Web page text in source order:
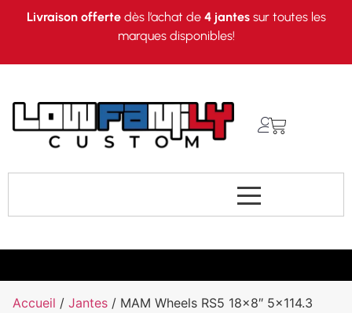
Livraison offertedès l’achat de 4 jantessur toutes les
marques disponibles!
Accueil / Jantes / MAM Wheels RS5 18×8″ 5×114.3